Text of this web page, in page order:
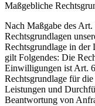
Maßgebliche
Nach Maßgabe des
Rechtsgrundlagen
Rechtsgrundlage in der
gilt Folgendes: Die
Einwilligungen ist Art.
Rechtsgrundlage für
Leistungen und
Beantwortung von